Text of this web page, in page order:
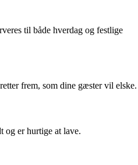
til både hverdag og festlige
frem, som dine gæster vil elske.
og er hurtige at lave.